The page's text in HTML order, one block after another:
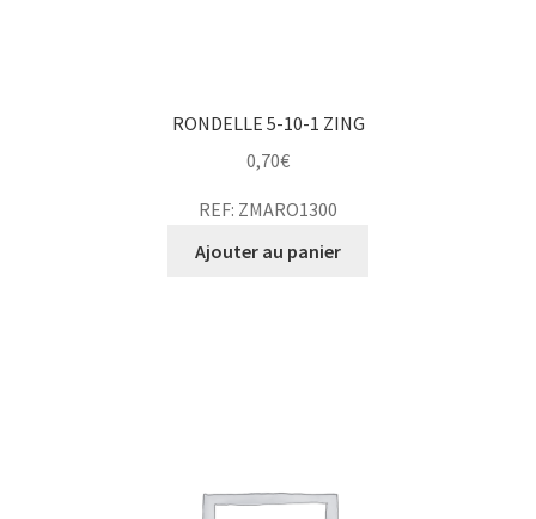
RONDELLE 5-10-1 ZING
0,70€
REF: ZMARO1300
Ajouter au panier